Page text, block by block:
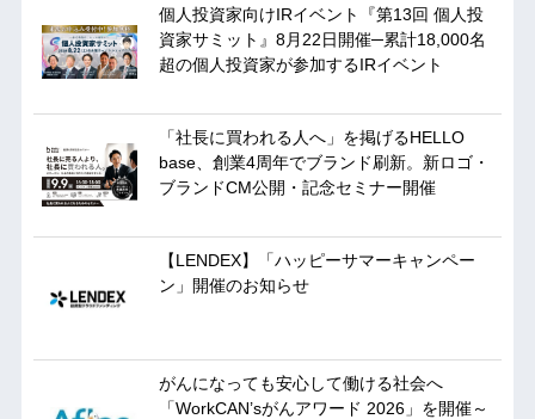
個人投資家向けIRイベント『第13回 個人投
資家サミット』8月22日開催─累計18,000名
超の個人投資家が参加するIRイベント
「社長に買われる人へ」を掲げるHELLO
base、創業4周年でブランド刷新。新ロゴ・
ブランドCM公開・記念セミナー開催
【LENDEX】「ハッピーサマーキャンペー
ン」開催のお知らせ
がんになっても安心して働ける社会へ
「WorkCAN’sがんアワード 2026」を開催～